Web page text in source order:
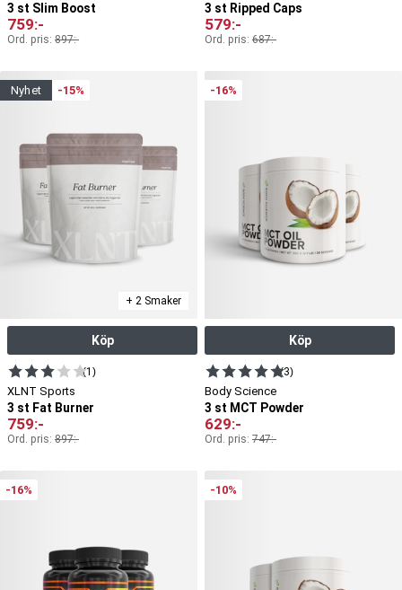
3 st Slim Boost
759:-
Ord. pris: 897:-
3 st Ripped Caps
579:-
Ord. pris: 687:-
nyhet -15%
+ 2 Smaker
Köp
(1)
XLNT Sports
3 st Fat Burner
759:-
Ord. pris: 897:-
-16%
Köp
(3)
Body Science
3 st MCT Powder
629:-
Ord. pris: 747:-
-16% -10%